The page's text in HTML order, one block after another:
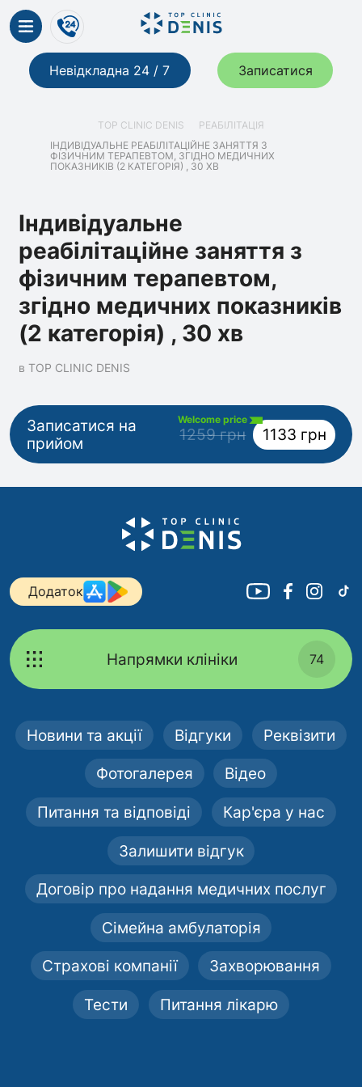
Невідкладна 24 / 7 Записатися
TOP CLINIC DENIS
РЕАБІЛІТАЦІЯ
ІНДИВІДУАЛЬНЕ РЕАБІЛІТАЦІЙНЕ ЗАНЯТТЯ З
ФІЗИЧНИМ ТЕРАПЕВТОМ, ЗГІДНО МЕДИЧНИХ
ПОКАЗНИКІВ (2 КАТЕГОРІЯ) , 30 ХВ
Індивідуальне
реабілітаційне заняття з
фізичним терапевтом,
згідно медичних показників
(2 категорія) , 30 хв
в TOP CLINIC DENIS
Записатися на
прийом
Welcome price
1259 грн 1133 грн
Додаток
Напрямки клініки 74
Новини та акції Відгуки Реквізити
Фотогалерея Відео
Питання та відповіді Кар'єра у нас
Залишити відгук
Договір про надання медичних послуг
Сімейна амбулаторія
Страхові компанії Захворювання
Тести Питання лікарю